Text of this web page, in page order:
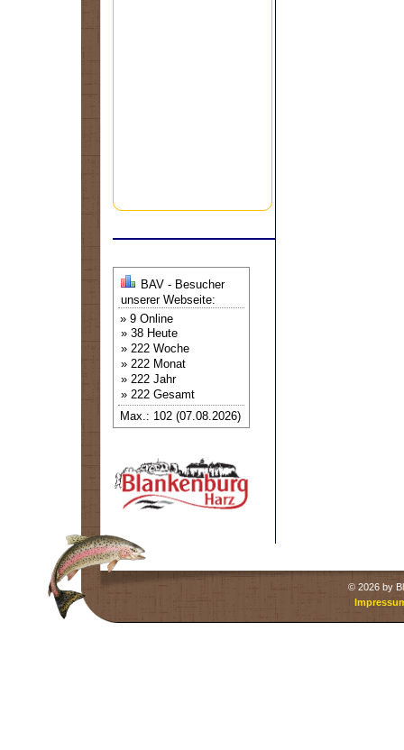
BAV - Besucher
unserer Webseite:
» 9 Online
» 38 Heute
» 222 Woche
» 222 Monat
» 222 Jahr
» 222 Gesamt
Max.: 102 (07.08.2026)
© 2026 by